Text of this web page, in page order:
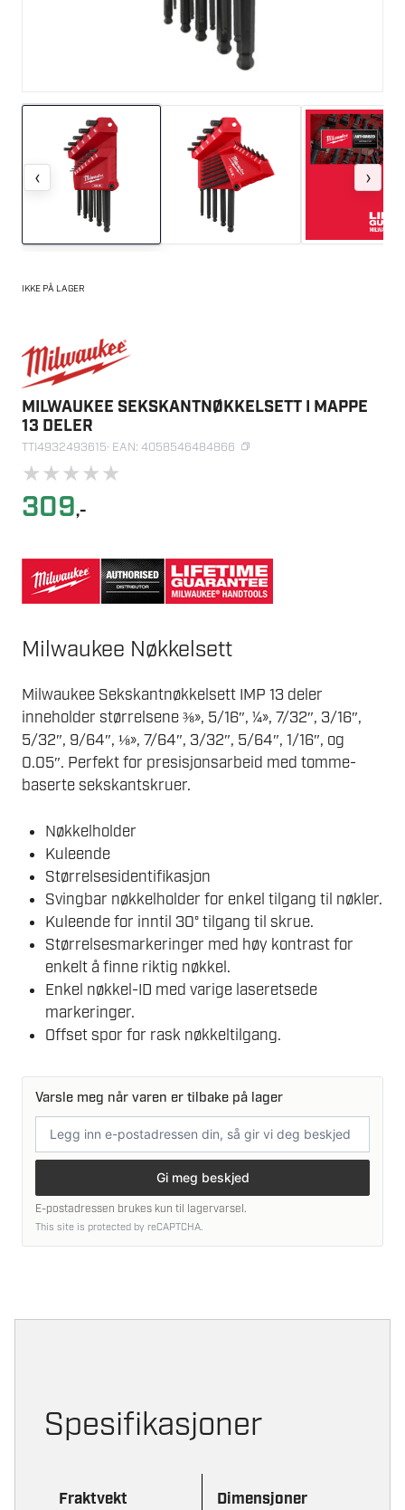
‹ ›
IKKE PÅ LAGER
MILWAUKEE SEKSKANTNØKKELSETT I MAPPE
13 DELER
TTI4932493615· EAN: 4058546484866
★★★★★
309,-
Milwaukee Nøkkelsett
Milwaukee Sekskantnøkkelsett IMP 13 deler
inneholder størrelsene ⅜», 5/16″, ¼», 7/32″, 3/16″,
5/32″, 9/64″, ⅛», 7/64″, 3/32″, 5/64″, 1/16″, og
0.05″. Perfekt for presisjonsarbeid med tomme-
baserte sekskantskruer.
Nøkkelholder
Kuleende
Størrelsesidentifikasjon
Svingbar nøkkelholder for enkel tilgang til nøkler.
Kuleende for inntil 30° tilgang til skrue.
Størrelsesmarkeringer med høy kontrast for
enkelt å finne riktig nøkkel.
Enkel nøkkel-ID med varige laseretsede
markeringer.
Offset spor for rask nøkkeltilgang.
Varsle meg når varen er tilbake på lager
postadresse
Gi meg beskjed
E-postadressen brukes kun til lagervarsel.
This site is protected by reCAPTCHA.
Spesifikasjoner
Fraktvekt
Dimensjoner